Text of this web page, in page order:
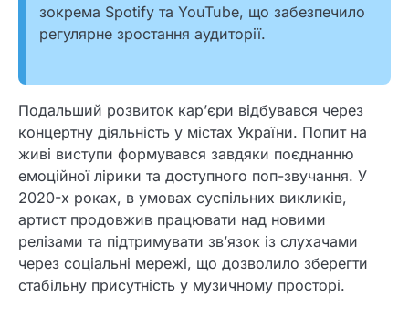
зокрема Spotify та YouTube, що забезпечило
регулярне зростання аудиторії.
Подальший розвиток кар’єри відбувався через
концертну діяльність у містах України. Попит на
живі виступи формувався завдяки поєднанню
емоційної лірики та доступного поп-звучання. У
2020-х роках, в умовах суспільних викликів,
артист продовжив працювати над новими
релізами та підтримувати зв’язок із слухачами
через соціальні мережі, що дозволило зберегти
стабільну присутність у музичному просторі.